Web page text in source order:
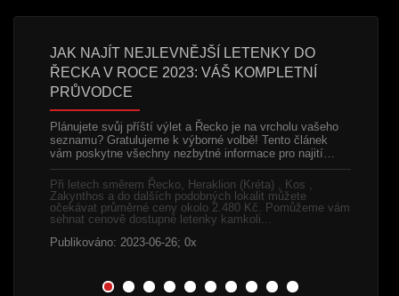
JAK NAJÍT NEJLEVNĚJŠÍ LETENKY DO
ŘECKA V ROCE 2023: VÁŠ KOMPLETNÍ
PRŮVODCE
Plánujete svůj příští výlet a Řecko je na vrcholu vašeho
seznamu? Gratulujeme k výborné volbě! Tento článek
vám poskytne všechny nezbytné informace pro najití…
Při letech směrem Řecko, Heraklion (Kréta) , Kos ,
Zakynthos a do dalších podobných lokalit můžete
očekávat průměrné ceny okolo 2.480 Kč. Pomůžeme vám
sehnat cenově dostupné letenky kamkoli...
Publikováno: 2023-06-26; 0x